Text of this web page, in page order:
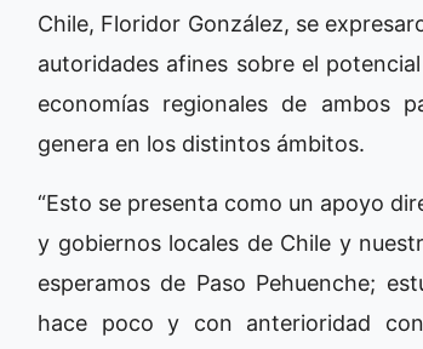
Chile, Floridor González, se
autoridades afines sobre el
economías regionales de ambos
genera en los distintos ámbitos.
“Esto se presenta como un apoyo
y gobiernos locales de Chile y
esperamos de Paso Pehuenche;
hace poco y con anterioridad